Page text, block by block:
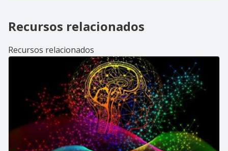
Recursos relacionados
Recursos relacionados